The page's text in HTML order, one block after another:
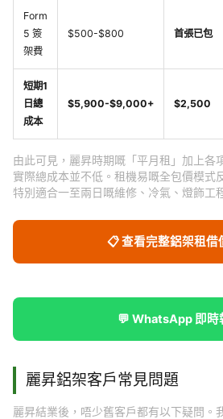
Form
5 簽
架費
$500-$800 首張已包
短期1
日總
成本
$5,900-$9,000+ $2,500
由此可見，麗昇時期嘅「平月租」加上各
實際總成本並不低。租機易嘅全包價模式
特別適合一至兩日嘅維修、冷氣、燈飾工
📋 查看完整鋁架租借
💬 WhatsApp 即時
麗昇鋁架客戶常見問題
麗昇結業後，唔少舊客戶都有以下疑問。